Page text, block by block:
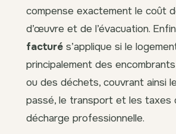
compense exactement le coût
d’œuvre et de l’évacuation.
facturé s’applique si le
principalement des
ou des déchets, couvrant ainsi
passé, le transport et les taxes
décharge professionnelle.